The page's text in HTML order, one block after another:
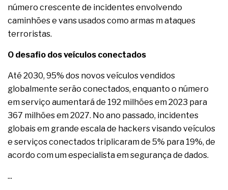
número crescente de incidentes envolvendo
caminhões e vans usados como armas m ataques
terroristas.
O desafio dos veículos conectados
Até 2030, 95% dos novos veículos vendidos
globalmente serão conectados, enquanto o número
em serviço aumentará de 192 milhões em 2023 para
367 milhões em 2027. No ano passado, incidentes
globais em grande escala de hackers visando veículos
e serviços conectados triplicaram de 5% para 19%, de
acordo com um especialista em segurança de dados.
...